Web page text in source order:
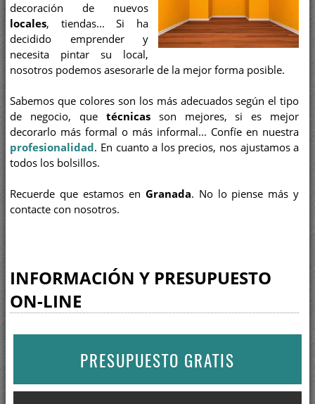
decoración de nuevos
locales, tiendas... Si ha
decidido emprender y
necesita pintar su local,
nosotros podemos asesorarle de la mejor forma posible.
Sabemos que colores son los más adecuados según el tipo
de negocio, que técnicas son mejores, si es mejor
decorarlo más formal o más informal... Confíe en nuestra
profesionalidad. En cuanto a los precios, nos ajustamos a
todos los bolsillos.
Recuerde que estamos en Granada. No lo piense más y
contacte con nosotros.
INFORMACIÓN Y PRESUPUESTO
ON-LINE
PRESUPUESTO GRATIS